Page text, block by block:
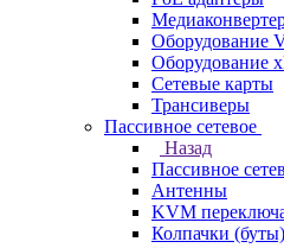
Оборудование
Оборудование
Сетевые карты
Трансиверы
Пассивное сетевое
Назад
Пассивное
Антенны
KVM
Колпачки (буты)